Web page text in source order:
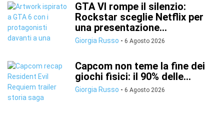
GTA VI rompe il silenzio:
Rockstar sceglie Netflix per
una presentazione...
Giorgia Russo - 6 Agosto 2026
Capcom non teme la fine dei
giochi fisici: il 90% delle...
Giorgia Russo - 6 Agosto 2026